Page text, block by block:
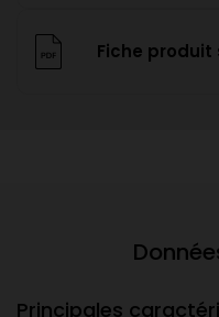
Fiche produit
Principales